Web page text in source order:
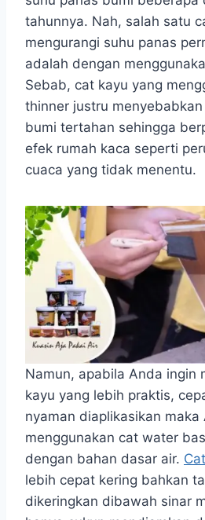
tahunnya. Nah, salah satu
mengurangi suhu panas
adalah dengan
Sebab, cat kayu yang
thinner justru
bumi tertahan sehingga
efek rumah kaca seperti
cuaca yang tidak menentu.
Namun, apabila Anda ingin
kayu yang lebih praktis,
nyaman diaplikasikan
menggunakan cat water
dengan bahan dasar air.
lebih cepat kering bahkan
dikeringkan dibawah sinar